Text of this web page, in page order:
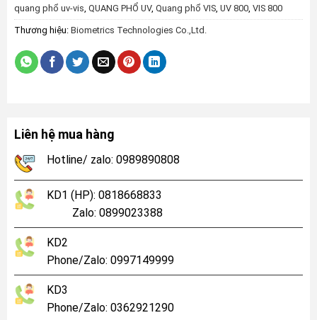
quang phổ uv-vis QUANG PHỔ UV, Quang phổ VIS, UV 800, VIS 800
Thương hiệu: Biometrics Technologies Co.,Ltd.
Liên hệ mua hàng
Hotline/ zalo: 0989890808
KD1 (HP): 0818668833
Zalo: 0899023388
KD2
Phone/Zalo: 0997149999
KD3
Phone/Zalo: 0362921290